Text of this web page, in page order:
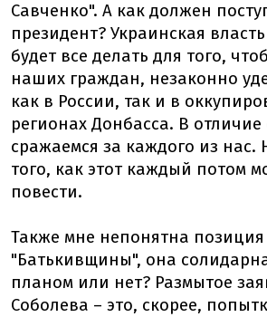
Савченко". А как должен
президент? Украинская
будет все делать для того,
наших граждан, незаконно
как в России, так и в
регионах Донбасса. В
сражаемся за каждого из нас.
того, как этот каждый потом
повести.
Также мне непонятна позиция
"Батькивщины", она
планом или нет? Размытое
Соболева – это, скорее,